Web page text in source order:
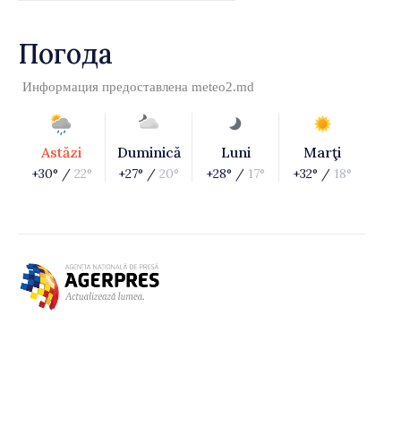
Погода
Информация предоставлена meteo2.md
Astăzi
+30° / 22°
Duminică
+27° / 20°
Luni
+28° / 17°
Marţi
+32° / 18°